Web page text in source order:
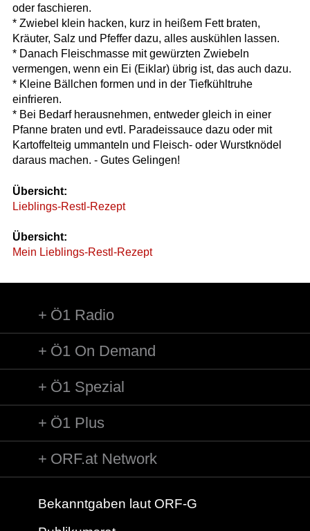
oder faschieren.
* Zwiebel klein hacken, kurz in heißem Fett braten,
Kräuter, Salz und Pfeffer dazu, alles auskühlen lassen.
* Danach Fleischmasse mit gewürzten Zwiebeln
vermengen, wenn ein Ei (Eiklar) übrig ist, das auch dazu.
* Kleine Bällchen formen und in der Tiefkühltruhe
einfrieren.
* Bei Bedarf herausnehmen, entweder gleich in einer
Pfanne braten und evtl. Paradeissauce dazu oder mit
Kartoffelteig ummanteln und Fleisch- oder Wurstknödel
daraus machen. - Gutes Gelingen!
Übersicht:
Lieblings-Restl-Rezept
Übersicht:
Mein Lieblings-Restl-Rezept
Ö1 Radio
Ö1 On Demand
Ö1 Spezial
Ö1 Plus
ORF.at Network
Bekanntgaben laut ORF-G